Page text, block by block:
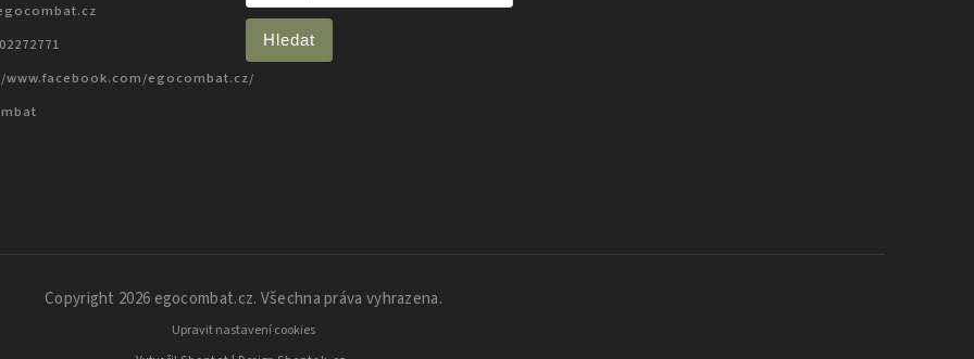
egocombat.cz/
Hledat
Copyright 2026 egocombat.cz. Všechna práva vyhrazena.
Upravit nastavení cookies